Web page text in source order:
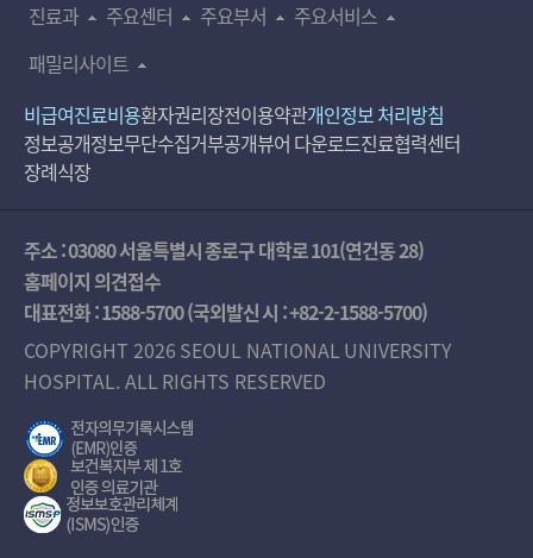
진료과
주요센터 주요부서
주요서비스
패밀리사이트
비급여진료비용환자권리장전이용약관개인정보 처리방침
정보공개정보무단수집거부공개뷰어 다운로드진료협력센터
장례식장
주소 : 03080 서울특별시 종로구 대학로 101(연건동 28)
홈페이지 의견접수
대표전화 :1588-5700(국외발신 시 :+82-2-1588-5700)
COPYRIGHT 2026 SEOUL NATIONAL UNIVERSITY
HOSPITAL. ALL RIGHTS RESERVED